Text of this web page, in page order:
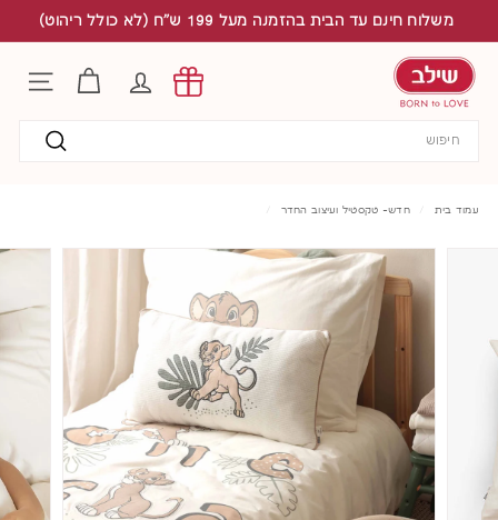
משלוח חינם עד הבית בהזמנה מעל 199 ש"ח (לא כולל ריהוט)
החשבון שלי ניווט
עמוד בית חדש- טקסטיל ועיצוב החדר